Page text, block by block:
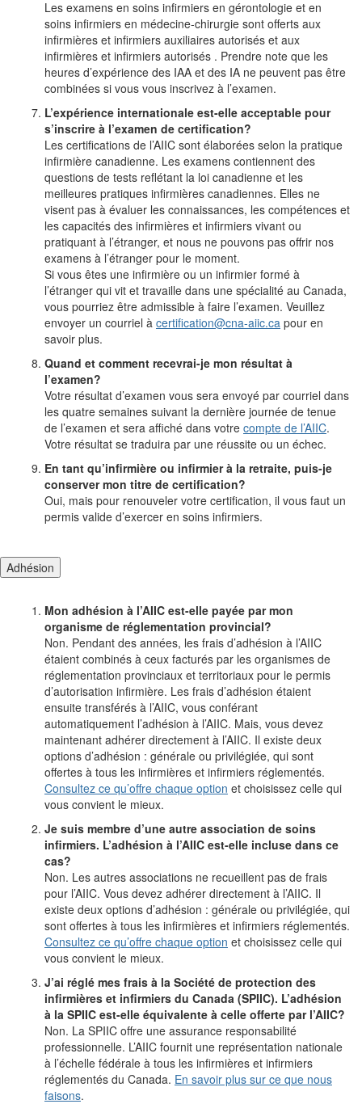
Les examens en soins infirmiers en gérontologie et en
soins infirmiers en médecine-chirurgie sont offerts aux
infirmières et infirmiers auxiliaires autorisés et aux
infirmières et infirmiers autorisés . Prendre note que les
heures d’expérience des IAA et des IA ne peuvent pas être
combinées si vous vous inscrivez à l’examen.
L’expérience internationale est-elle acceptable pour
s’inscrire à l’examen de certification?
Les certifications de l’AIIC sont élaborées selon la pratique
infirmière canadienne. Les examens contiennent des
questions de tests reflétant la loi canadienne et les
meilleures pratiques infirmières canadiennes. Elles ne
visent pas à évaluer les connaissances, les compétences et
les capacités des infirmières et infirmiers vivant ou
pratiquant à l’étranger, et nous ne pouvons pas offrir nos
examens à l’étranger pour le moment.
Si vous êtes une infirmière ou un infirmier formé à
l’étranger qui vit et travaille dans une spécialité au Canada,
vous pourriez être admissible à faire l’examen. Veuillez
envoyer un courriel à certification@cna-aiic.ca pour en
savoir plus.
Quand et comment recevrai-je mon résultat à
l’examen?
Votre résultat d’examen vous sera envoyé par courriel dans
les quatre semaines suivant la dernière journée de tenue
de l’examen et sera affiché dans votre compte de l’AIIC.
Votre résultat se traduira par une réussite ou un échec.
En tant qu’infirmière ou infirmier à la retraite, puis-je
conserver mon titre de certification?
Oui, mais pour renouveler votre certification, il vous faut un
permis valide d’exercer en soins infirmiers.
Adhésion
Mon adhésion à l’AIIC est-elle payée par mon
organisme de réglementation provincial?
Non. Pendant des années, les frais d’adhésion à l’AIIC
étaient combinés à ceux facturés par les organismes de
réglementation provinciaux et territoriaux pour le permis
d’autorisation infirmière. Les frais d’adhésion étaient
ensuite transférés à l’AIIC, vous conférant
automatiquement l’adhésion à l’AIIC. Mais, vous devez
maintenant adhérer directement à l’AIIC. Il existe deux
options d’adhésion : générale ou privilégiée, qui sont
offertes à tous les infirmières et infirmiers réglementés.
Consultez ce qu’offre chaque option et choisissez celle qui
vous convient le mieux.
Je suis membre d’une autre association de soins
infirmiers. L’adhésion à l’AIIC est-elle incluse dans ce
cas?
Non. Les autres associations ne recueillent pas de frais
pour l’AIIC. Vous devez adhérer directement à l’AIIC. Il
existe deux options d’adhésion : générale ou privilégiée, qui
sont offertes à tous les infirmières et infirmiers réglementés.
Consultez ce qu’offre chaque option et choisissez celle qui
vous convient le mieux.
J’ai réglé mes frais à la Société de protection des
infirmières et infirmiers du Canada (SPIIC). L’adhésion
à la SPIIC est-elle équivalente à celle offerte par l’AIIC?
Non. La SPIIC offre une assurance responsabilité
professionnelle. L’AIIC fournit une représentation nationale
à l’échelle fédérale à tous les infirmières et infirmiers
réglementés du Canada. En savoir plus sur ce que nous
faisons.